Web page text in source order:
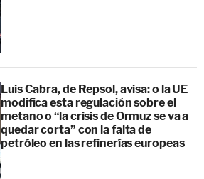
Luis Cabra, de Repsol, avisa: o la UE
modifica esta regulación sobre el
metano o “la crisis de Ormuz se va a
quedar corta” con la falta de
petróleo en las refinerías europeas